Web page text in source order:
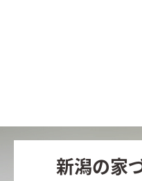
新潟の家